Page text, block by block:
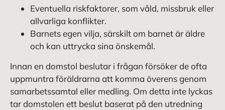
Eventuella riskfaktorer, som våld, missbruk eller
allvarliga konflikter.
Barnets egen vilja, särskilt om barnet är äldre
och kan uttrycka sina önskemål.
Innan en domstol beslutar i frågan försöker de ofta
uppmuntra föräldrarna att komma överens genom
samarbetssamtal eller medling. Om detta inte lyckas
tar domstolen ett beslut baserat på den utredning